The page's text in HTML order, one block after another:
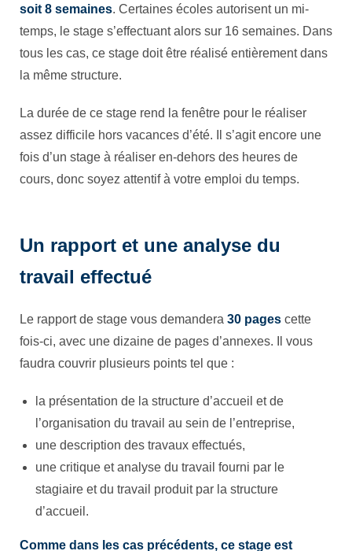
soit 8 semaines. Certaines écoles autorisent un mi-
temps, le stage s’effectuant alors sur 16 semaines. Dans
tous les cas, ce stage doit être réalisé entièrement dans
la même structure.
La durée de ce stage rend la fenêtre pour le réaliser
assez difficile hors vacances d’été. Il s’agit encore une
fois d’un stage à réaliser en-dehors des heures de
cours, donc soyez attentif à votre emploi du temps.
Un rapport et une analyse du
travail effectué
Le rapport de stage vous demandera 30 pages cette
fois-ci, avec une dizaine de pages d’annexes. Il vous
faudra couvrir plusieurs points tel que :
la présentation de la structure d’accueil et de
l’organisation du travail au sein de l’entreprise,
une description des travaux effectués,
une critique et analyse du travail fourni par le
stagiaire et du travail produit par la structure
d’accueil.
Comme dans les cas précédents, ce stage est